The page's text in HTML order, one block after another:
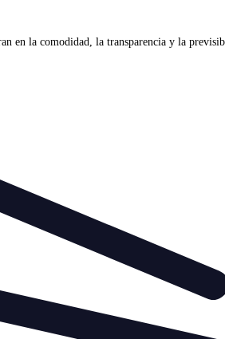
en la comodidad, la transparencia y la